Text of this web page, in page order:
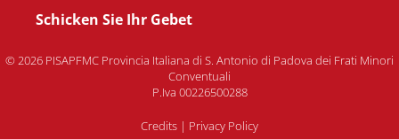
Schicken Sie Ihr Gebet
© 2026 PISAPFMC Provincia Italiana di S. Antonio di Padova dei Frati Minori
Conventuali
P.Iva 00226500288
Credits | Privacy Policy